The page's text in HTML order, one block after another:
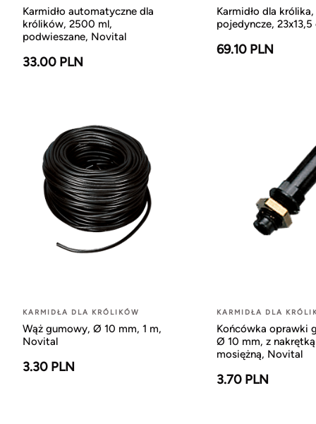
Karmidło automatyczne dla
królików, 2500 ml,
podwieszane, Novital
33.00 PLN
Karmidło dla królika,
pojedyncze, 23x13,5
69.10 PLN
KARMIDŁA DLA KRÓLIKÓW
Wąż gumowy, Ø 10 mm, 1 m,
Novital
3.30 PLN
KARMIDŁA DLA
Końcówka oprawki
Ø 10 mm, z nakrętką
mosiężną, Novital
3.70 PLN